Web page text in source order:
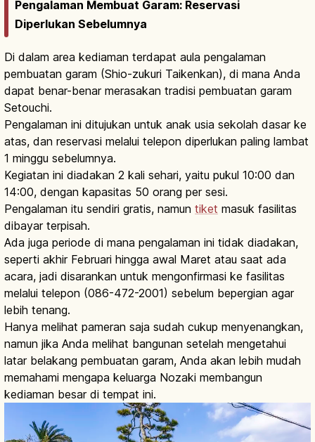
Pengalaman Membuat Garam: Reservasi
Diperlukan Sebelumnya
Di dalam area kediaman terdapat aula pengalaman
pembuatan garam (Shio-zukuri Taikenkan), di mana Anda
dapat benar-benar merasakan tradisi pembuatan garam
Setouchi.
Pengalaman ini ditujukan untuk anak usia sekolah dasar ke
atas, dan reservasi melalui telepon diperlukan paling lambat
1 minggu sebelumnya.
Kegiatan ini diadakan 2 kali sehari, yaitu pukul 10:00 dan
14:00, dengan kapasitas 50 orang per sesi.
Pengalaman itu sendiri gratis, namun tiket masuk fasilitas
dibayar terpisah.
Ada juga periode di mana pengalaman ini tidak diadakan,
seperti akhir Februari hingga awal Maret atau saat ada
acara, jadi disarankan untuk mengonfirmasi ke fasilitas
melalui telepon (086-472-2001) sebelum bepergian agar
lebih tenang.
Hanya melihat pameran saja sudah cukup menyenangkan,
namun jika Anda melihat bangunan setelah mengetahui
latar belakang pembuatan garam, Anda akan lebih mudah
memahami mengapa keluarga Nozaki membangun
kediaman besar di tempat ini.